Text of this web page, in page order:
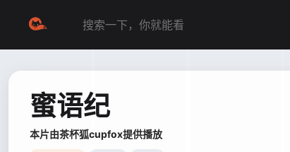
蜜语纪
本片由茶杯狐cupfox提供播放